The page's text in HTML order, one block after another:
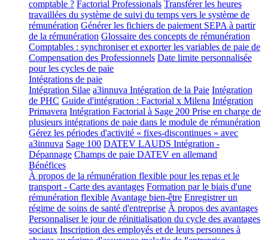
comptable ? Factorial Professionals Transférer les heures
travaillées du système de suivi du temps vers le système de
rémunération Générer les fichiers de paiement SEPA à partir
de la rémunération Glossaire des concepts de rémunération
Comptables : synchroniser et exporter les variables de paie de
Compensation des Professionnels Date limite personnalisée
pour les cycles de paie
Intégrations de paie
Intégration Silae a3innuva Intégration de la Paie Intégration
de PHC Guide d'intégration : Factorial x Milena Intégration
Primavera Intégration Factorial à Sage 200 Prise en charge de
plusieurs intégrations de paie dans le module de rémunération
Gérez les périodes d'activité « fixes-discontinues » avec
a3innuva Sage 100 DATEV LAUDS Intégration -
Dépannage Champs de paie DATEV en allemand
Bénéfices
À propos de la rémunération flexible pour les repas et le
transport - Carte des avantages Formation par le biais d'une
rémunération flexible Avantage bien-être Enregistrer un
régime de soins de santé d'entreprise À propos des avantages
Personnaliser le jour de réinitialisation du cycle des avantages
sociaux Inscription des employés et de leurs personnes à